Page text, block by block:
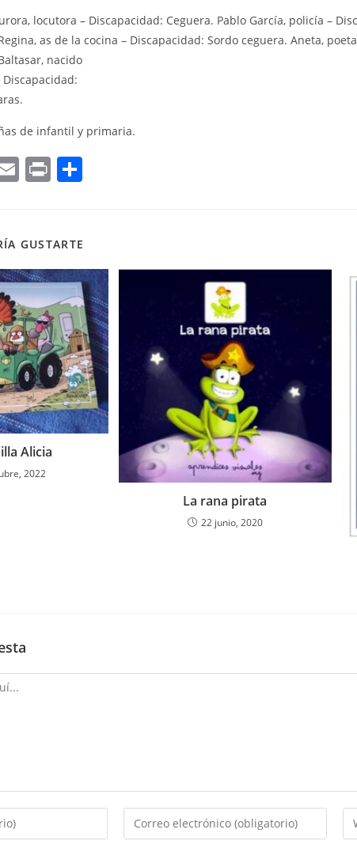
locutora – Discapacidad: Ceguera. Pablo García, policía –
as de la cocina – Discapacidad: Sordo ceguera. Aneta,
nacido
de infantil y primaria.
E
l
Pr
ar
tir
GUSTARTE
Alicia
2022
La rana pirata
22 junio, 2020